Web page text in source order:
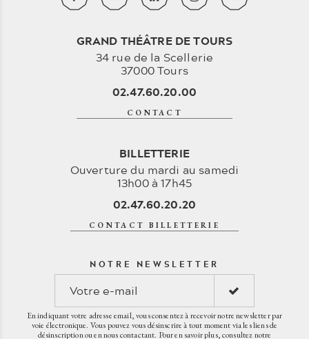
GRAND THÉÂTRE DE TOURS
34 rue de la Scellerie
37000 Tours
02.47.60.20.00
CONTACT
BILLETTERIE
Ouverture du mardi au samedi
13h00 à 17h45
02.47.60.20.20
CONTACT BILLETTERIE
NOTRE NEWSLETTER
En indiquant votre adresse email, vous consentez à recevoir notre newsletter par
voie électronique. Vous pouvez vous désinscrire à tout moment via les liens de
désinscription ou en nous contactant. Pour en savoir plus, consultez notre